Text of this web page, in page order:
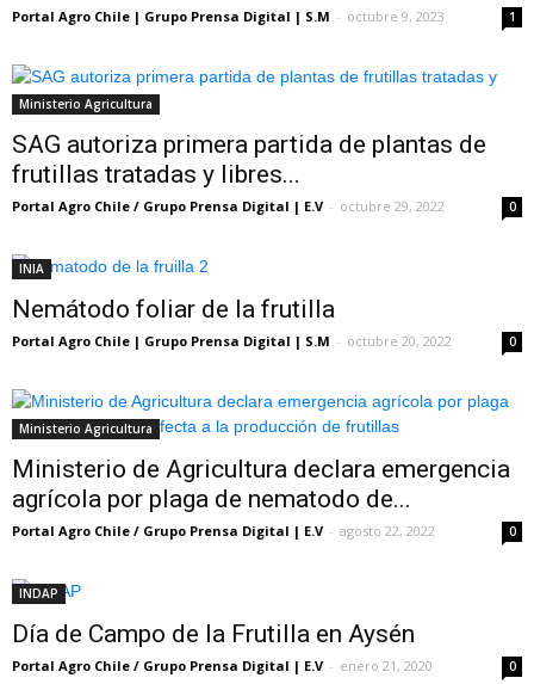
Portal Agro Chile | Grupo Prensa Digital | S.M - octubre 9, 2023 1
Ministerio Agricultura
SAG autoriza primera partida de plantas de
frutillas tratadas y libres...
Portal Agro Chile / Grupo Prensa Digital | E.V - octubre 29, 2022 0
INIA
Nemátodo foliar de la frutilla
Portal Agro Chile | Grupo Prensa Digital | S.M - octubre 20, 2022 0
Ministerio Agricultura
Ministerio de Agricultura declara emergencia
agrícola por plaga de nematodo de...
Portal Agro Chile / Grupo Prensa Digital | E.V - agosto 22, 2022 0
INDAP
Día de Campo de la Frutilla en Aysén
Portal Agro Chile / Grupo Prensa Digital | E.V - enero 21, 2020 0